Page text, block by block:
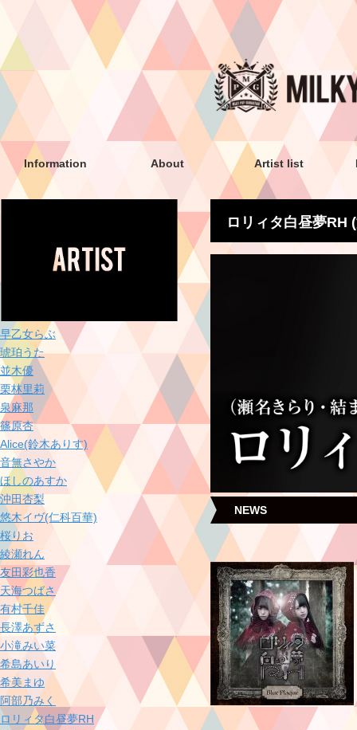
Information About Artist list
ロリィタ白昼夢RH
NEWS
早乙女らぶ
琥珀うた
並木優
栗林里莉
泉麻那
篠原杏
Alice(鈴木ありす)
音無さやか
ほしのあすか
沖田杏梨
悠木イヴ(仁科百華)
桜りお
綾瀬れん
友田彩也香
天海つばさ
有村千佳
長澤あずさ
小滝みい菜
希島あいり
希美まゆ
阿部乃みく
ロリィタ白昼夢RH